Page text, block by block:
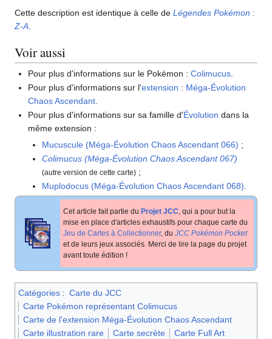
Cette description est identique à celle de Légendes Pokémon :
Z-A.
Voir aussi
Pour plus d'informations sur le Pokémon :Colimucus
Pour plus d'informations sur l'extension : Méga-Évolution
Chaos Ascendant
Pour plus d'informations sur sa famille d'Évolution dans la
même extension :
Mucuscule (Méga-Évolution Chaos Ascendant 066) ;
Colimucus (Méga-Évolution Chaos Ascendant 067)
(autre version de cette carte) ;
Muplodocus (Méga-Évolution Chaos Ascendant 068).
Cet article fait partie du Projet JCC, qui a pour but la
mise en place d'articles exhaustifs pour chaque carte du
Jeu de Cartes à Collectionner, du JCC Pokémon Pocket
et de leurs jeux associés. Merci de lire la page du projet
avant toute édition !
Catégories : Carte du JCC
Carte Pokémon représentant Colimucus
Carte de l'extension Méga-Évolution Chaos Ascendant
Carte illustration rare
Carte secrète
Carte Full Art